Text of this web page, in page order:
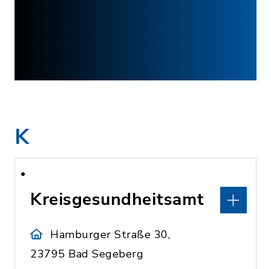
K
Kreisgesundheitsamt
Hamburger Straße 30,
23795 Bad Segeberg